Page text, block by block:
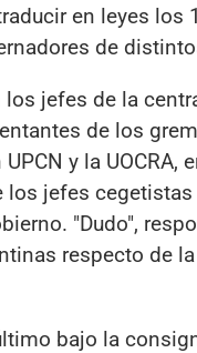
en leyes los
de
jefes de la
de los
y la UOCRA,
jefes
"Dudo",
respecto de
bajo la